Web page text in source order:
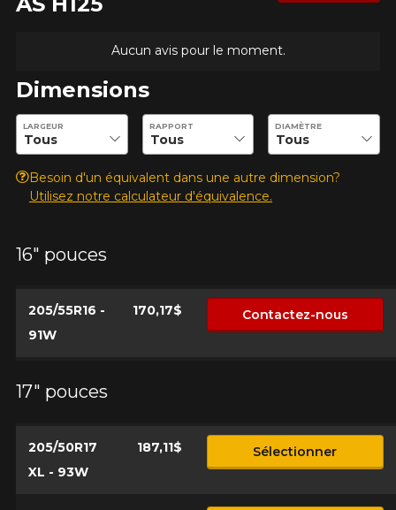
Aucun avis pour le moment.
Dimensions
Entrez les dimensions souhaitées pour vérifier la disponibilité
LARGEUR RAPPORT DIAMÈTRE
Besoin d'un équivalent dans une autre dimension?
Utilisez notre calculateur d'équivalence.
16" pouces
205/55R16 -
91W
170,17$ Contactez-nous
17" pouces
205/50R17
XL - 93W
187,11$ Sélectionner
AJOUTER UN AVIS
Votre avis concernant le
VENTUS S1 AS H125
Courriel